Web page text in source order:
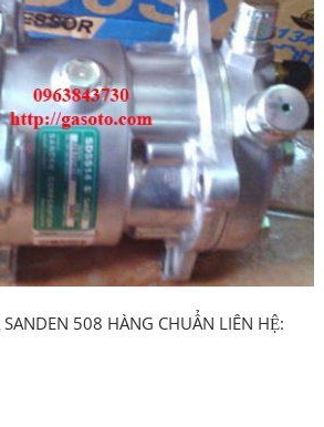
508 HÀNG CHUẨN LIÊN HỆ: